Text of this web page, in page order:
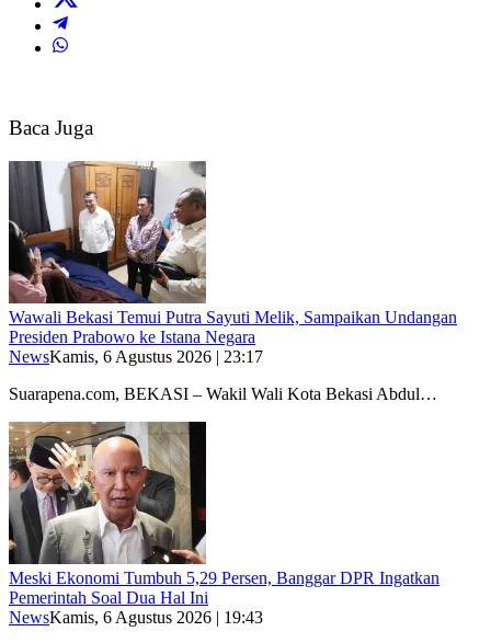
Baca Juga
Wawali Bekasi Temui Putra Sayuti Melik, Sampaikan Undangan
Presiden Prabowo ke Istana Negara
NewsKamis, 6 Agustus 2026 | 23:17
Suarapena.com, BEKASI – Wakil Wali Kota Bekasi Abdul…
Meski Ekonomi Tumbuh 5,29 Persen, Banggar DPR Ingatkan
Pemerintah Soal Dua Hal Ini
NewsKamis, 6 Agustus 2026 | 19:43